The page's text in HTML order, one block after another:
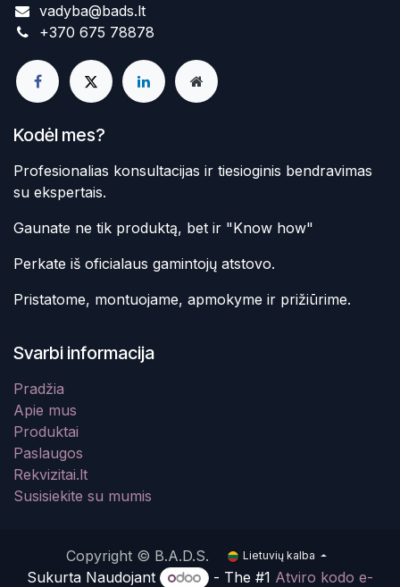
vadyba@bads.lt
+370 675 78878
Kodėl mes?
Profesionalias konsultacijas ir tiesioginis bendravimas
su ekspertais.
Gaunate ne tik produktą, bet ir "Know how"
Perkate iš oficialaus gamintojų atstovo.
Pristatome, montuojame, apmokyme ir prižiūrime.
Svarbi informacija
Pradžia
Apie mus
Produktai
Paslaugos
Rekvizitai.lt
Susisiekite su mumis
Copyright © B.A.D.S. Lietuvių kalba
Sukurta Naudojant - The #1 Atviro kodo e-